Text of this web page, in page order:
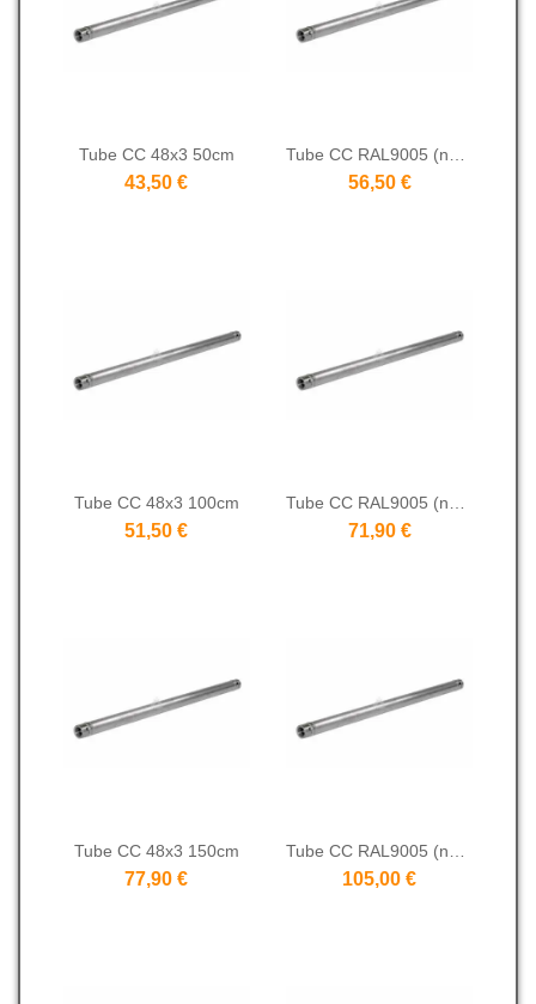
Tube CC 48x3 50cm
43,50 €
Tube CC RAL9005 (noir) 48x3 50cm
56,50 €
Tube CC 48x3 100cm
51,50 € 71,90 €
Tube CC 48x3 150cm
77,90 € 105,00 €